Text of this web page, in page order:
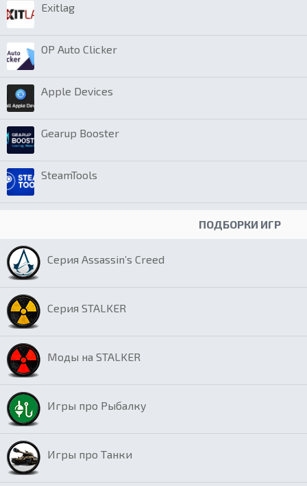
Exitlag
OP Auto Clicker
Apple Devices
Gearup Booster
SteamTools
ПОДБОРКИ ИГР
Серия Assassin’s Creed
Серия STALKER
Моды на STALKER
Игры про Рыбалку
Игры про Танки